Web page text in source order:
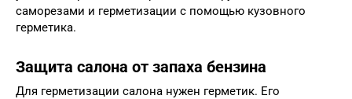
саморезами и герметизации с помощью кузовного
герметика.
Защита салона от запаха бензина
Для герметизации салона нужен герметик. Его